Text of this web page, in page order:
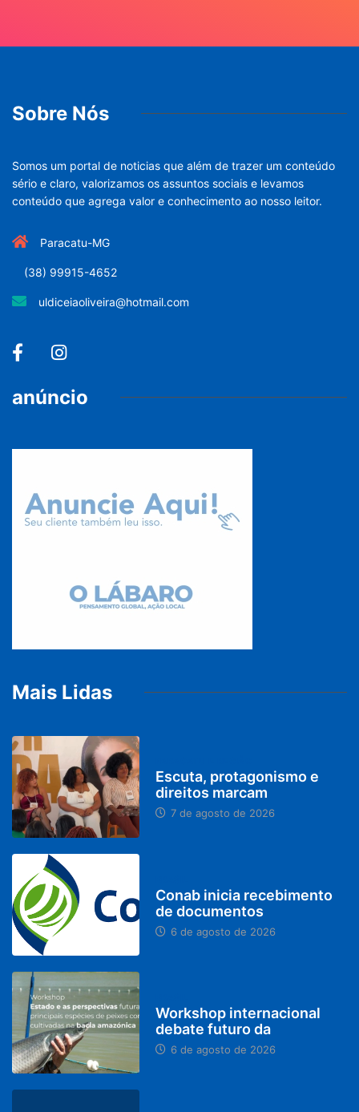
Sobre Nós
Somos um portal de noticias que além de trazer um conteúdo
sério e claro, valorizamos os assuntos sociais e levamos
conteúdo que agrega valor e conhecimento ao nosso leitor.
Paracatu-MG
(38) 99915-4652
uldiceiaoliveira@hotmail.com
anúncio
Mais Lidas
Escuta, protagonismo e
direitos marcam
7 de agosto de 2026
Conab inicia recebimento
de documentos
6 de agosto de 2026
Workshop internacional
debate futuro da
6 de agosto de 2026